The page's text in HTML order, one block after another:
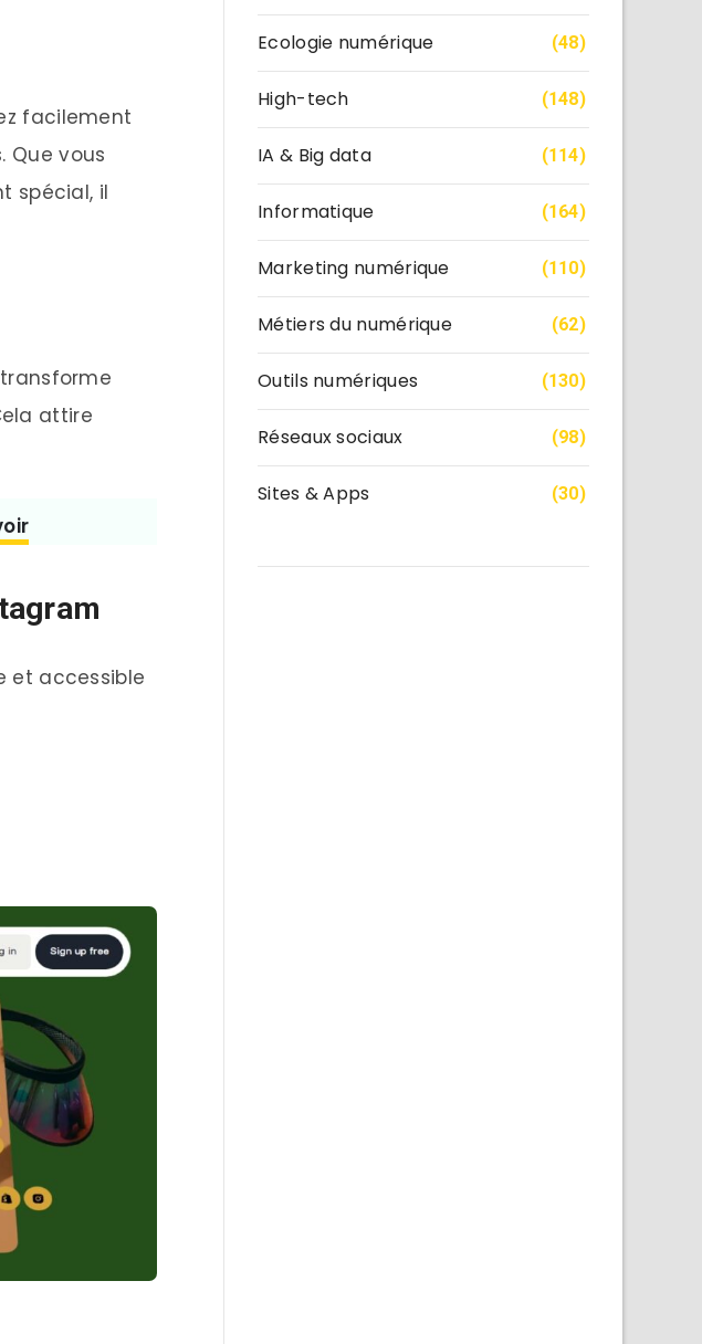
facilement
Que vous
spécial, il
attire
et accessible
Ecologie numérique (48)
High-tech (148)
IA & Big data (114)
Informatique (164)
Marketing numérique (110)
Métiers du numérique (62)
Outils numériques (130)
Réseaux sociaux (98)
Sites & Apps (30)